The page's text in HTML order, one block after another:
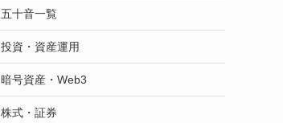
五十音一覧
投資・資産運用
暗号資産・Web3
株式・証券